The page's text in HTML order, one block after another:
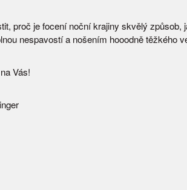
proč je focení noční krajiny skvělý způsob,
nespavostí a nošením hooodně těžkého
Vás!